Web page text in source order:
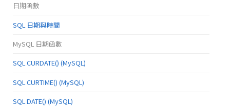
日期函數
SQL 日期與時間
MySQL 日期函數
SQL CURDATE() (MySQL)
SQL CURTIME() (MySQL)
SQL DATE() (MySQL)